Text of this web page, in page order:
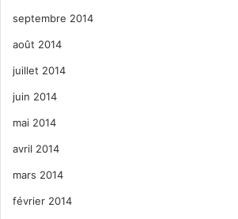
septembre 2014
août 2014
juillet 2014
juin 2014
mai 2014
avril 2014
mars 2014
février 2014